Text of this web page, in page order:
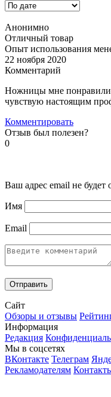
Анонимно
Отличный товар
Опыт использования
22 ноября 2020
Комментарий
Ножницы мне
чувствую настоящим
Комментировать
Отзыв был полезен?
0
Ваш адрес email не будет
Имя
Email
Сайт
Обзоры и отзывы
Информация
Редакция
Мы в соцсетях
ВКонтакте Телеграм
Рекламодателям